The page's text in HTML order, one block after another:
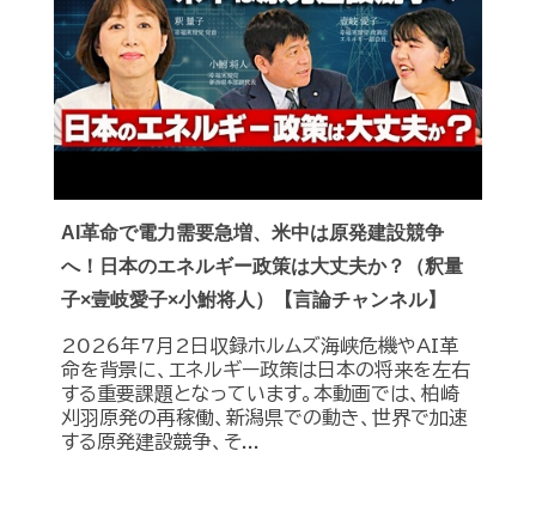
AI革命で電力需要急増、米中は原発建設競争
へ！日本のエネルギー政策は大丈夫か？（釈量
子×壹岐愛子×小鮒将人）【言論チャンネル】
2026年7月2日収録ホルムズ海峡危機やAI革
命を背景に、エネルギー政策は日本の将来を左右
する重要課題となっています。本動画では、柏崎
刈羽原発の再稼働、新潟県での動き、世界で加速
する原発建設競争、そ...